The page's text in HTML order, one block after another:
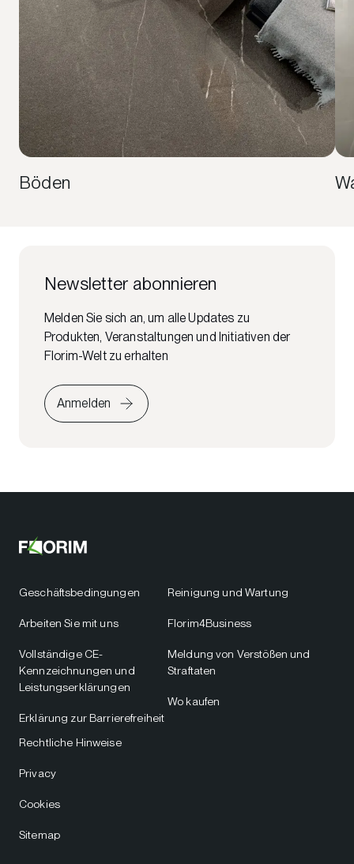
Böden
Newsletter abonnieren
Melden Sie sich an, um alle Updates zu
Produkten, Veranstaltungen und Initiativen der
Florim-Welt zu erhalten
Anmelden
Geschäftsbedingungen
Arbeiten Sie mit uns
Vollständige CE-
Kennzeichnungen und
Leistungserklärungen
Erklärung zur Barrierefreiheit
Reinigung und Wartung
Florim4Business
Meldung von Verstößen und
Straftaten
Wo kaufen
Rechtliche Hinweise
Privacy
Cookies
Sitemap